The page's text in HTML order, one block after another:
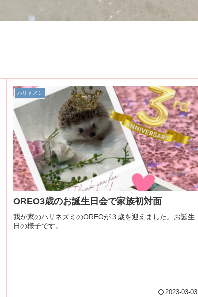
ハリネズミ
OREO3歳のお誕生日会で家族初対面
我が家のハリネズミのOREOが３歳を迎えました。お誕生
日の様子です。
2023-03-03